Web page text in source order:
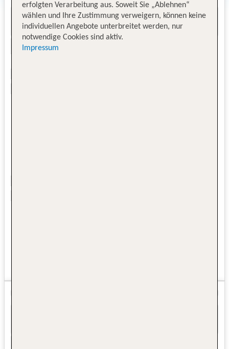
erfolgten Verarbeitung aus. Soweit Sie „Ablehnen“
wählen und Ihre Zustimmung verweigern, können keine
individuellen Angebote unterbreitet werden, nur
notwendige Cookies sind aktiv.
Impressum